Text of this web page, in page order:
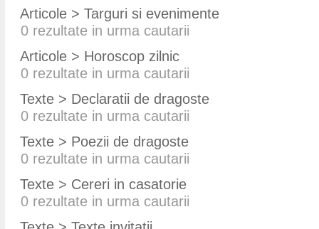
Articole > Targuri si evenimente
0 rezultate in urma cautarii
Articole > Horoscop zilnic
0 rezultate in urma cautarii
Texte > Declaratii de dragoste
0 rezultate in urma cautarii
Texte > Poezii de dragoste
0 rezultate in urma cautarii
Texte > Cereri in casatorie
0 rezultate in urma cautarii